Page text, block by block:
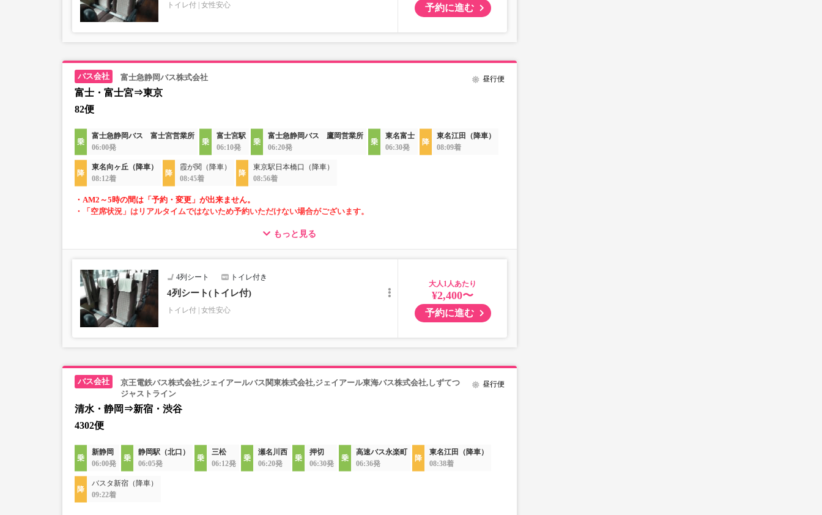
トイレ付 女性安心 予約に進む
富士急静岡バス株式会社
富士・富士宮⇒東京
82便
昼行便
富士急静岡バス 富士宮営業所
06:00発
富士宮駅
06:10発
富士急静岡バス 鷹岡営業所
06:20発
東名富士
06:30発
東名江田（降車）
08:09着
東名向ヶ丘（降車）
08:12着
霞が関（降車）
08:45着
東京駅日本橋口（降車）
08:56着
・AM2～5時の間は「予約・変更」が出来ません。
・「空席状況」はリアルタイムではないため予約いただけない場合がございます。
・車内トイレ完備で長旅でも安心。※車両により異なります。
もっと見る
4列シート トイレ付き
4列シート(トイレ付)
トイレ付 女性安心
大人
¥2,400〜
予約に進む
京王電鉄バス株式会社,ジェイアールバス関東株式会社,ジェイアール東海バス株式会社,しずてつ
ジャストライン
清水・静岡⇒新宿・渋谷
4302便
昼行便
新静岡
06:00発
静岡駅（北口）
06:05発
三松
06:12発
瀬名川西
06:20発
押切
06:30発
高速バス永楽町
06:36発
東名江田（降車）
08:38着
バスタ新宿（降車）
09:22着